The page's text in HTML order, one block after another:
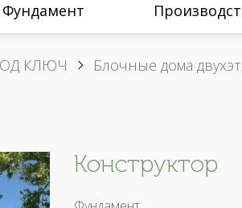
Фундамент
КЛЮЧ Блочные дома
Конструктор